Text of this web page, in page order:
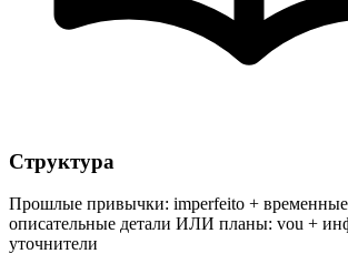
Структура
Прошлые привычки: imperfeito +
описательные детали ИЛИ планы: vou +
уточнители